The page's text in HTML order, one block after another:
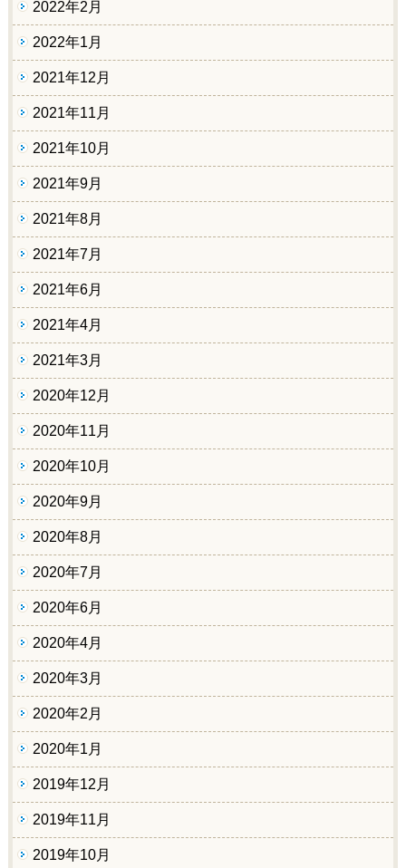
2022年2月
2022年1月
2021年12月
2021年11月
2021年10月
2021年9月
2021年8月
2021年7月
2021年6月
2021年4月
2021年3月
2020年12月
2020年11月
2020年10月
2020年9月
2020年8月
2020年7月
2020年6月
2020年4月
2020年3月
2020年2月
2020年1月
2019年12月
2019年11月
2019年10月